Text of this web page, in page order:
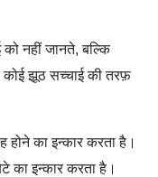
नहीं जानते, बल्कि
झूठ सच्चाई की तरफ़
का इन्कार करता है।
का इन्कार करता है।